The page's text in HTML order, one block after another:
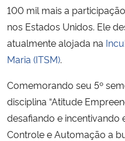
100 mil mais a
nos Estados Unidos. Ele
atualmente alojada na
Maria (ITSM).
Comemorando seu 5º
disciplina “Atitude
desafiando e incentivando
Controle e Automação a